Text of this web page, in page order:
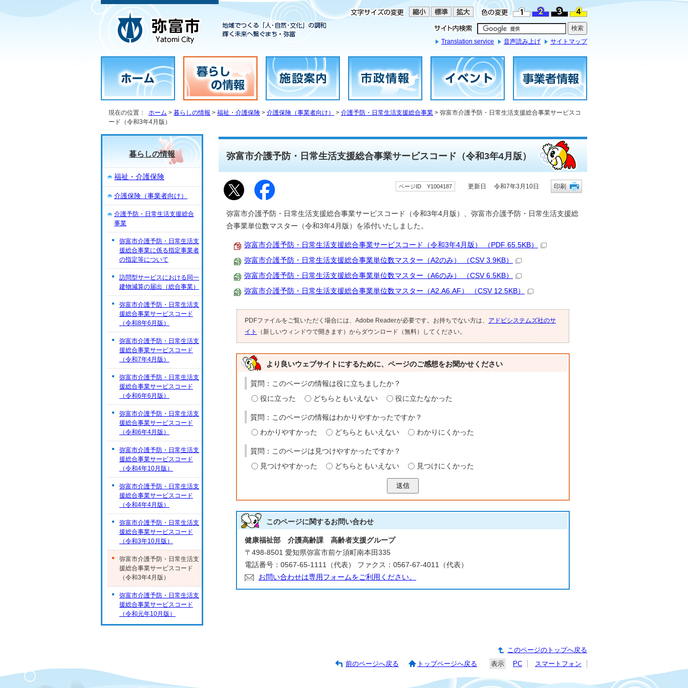
Translation service 音声読み上げ サイトマップ
現在の位置： ホーム > 暮らしの情報 > 福祉・介護保険 > 介護保険（事業者向け） > 介護予防・日常生活支援総合事業 > 弥富市介護予防・日常生活支援総合事業サービスコ
ード（令和3年4月版）
弥富市介護予防・日常生活支援総合事業サービスコード（令和3年4月版）
ページID Y1004187 更新日 令和7年3月10日 印刷
弥富市介護予防・日常生活支援総合事業サービスコード（令和3年4月版）、弥富市介護予防・日常生活支援総
合事業単位数マスター（令和3年4月版）を添付いたしました。
弥富市介護予防・日常生活支援総合事業サービスコード（令和3年4月版） （PDF 65.5KB）
弥富市介護予防・日常生活支援総合事業単位数マスター（A2のみ） （CSV 3.9KB）
弥富市介護予防・日常生活支援総合事業単位数マスター（A6のみ） （CSV 6.5KB）
弥富市介護予防・日常生活支援総合事業単位数マスター（A2.A6.AF） （CSV 12.5KB）
PDFファイルをご覧いただく場合には、Adobe Readerが必要です。お持ちでない方は、 アドビシステムズ社のサ
イト
（新しいウィンドウで開きます）からダウンロード（無料）してください。
より良いウェブサイトにするために、ページのご感想をお聞かせください
質問：このページの情報は役に立ちましたか？
役に立った
どちらともいえない 役に立たなかった
質問：このページの情報はわかりやすかったですか？
わかりやすかった
どちらともいえない わかりにくかった
質問：このページは見つけやすかったですか？
見つけやすかった
どちらともいえない 見つけにくかった
送信
このページに関するお問い合わせ
健康福祉部 介護高齢課 高齢者支援グループ
〒498-8501 愛知県弥富市前ケ須町南本田335
電話番号：0567-65-1111（代表） ファクス：0567-67-4011（代表）
お問い合わせは専用フォームをご利用ください。
暮らしの情報
福祉・介護保険
介護保険（事業者向け）
介護予防・日常生活支援総合
事業
弥富市介護予防・日常生活支
援総合事業に係る指定事業者
の指定等について
訪問型サービスにおける同一
建物減算の届出（総合事業）
弥富市介護予防・日常生活支
援総合事業サービスコード
（令和8年6月版）
弥富市介護予防・日常生活支
援総合事業サービスコード
（令和7年4月版）
弥富市介護予防・日常生活支
援総合事業サービスコード
（令和6年6月版）
弥富市介護予防・日常生活支
援総合事業サービスコード
（令和6年4月版）
弥富市介護予防・日常生活支
援総合事業サービスコード
（令和4年10月版）
弥富市介護予防・日常生活支
援総合事業サービスコード
（令和4年4月版）
弥富市介護予防・日常生活支
援総合事業サービスコード
（令和3年10月版）
弥富市介護予防・日常生活支
援総合事業サービスコード
（令和3年4月版）
弥富市介護予防・日常生活支
援総合事業サービスコード
（令和元年10月版）
このページのトップへ戻る
前のページへ戻る
トップページへ戻る 表示 PC スマートフォン